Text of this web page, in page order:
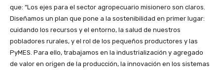
que: “Los ejes para el sector agropecuario misionero son claros.
Diseñamos un plan que pone a la sostenibilidad en primer lugar:
cuidando los recursos y el entorno, la salud de nuestros
pobladores rurales, y el rol de los pequeños productores y las
PyMES. Para ello, trabajamos en la industrialización y agregado
de valor en origen de la producción, la innovación en los sistemas